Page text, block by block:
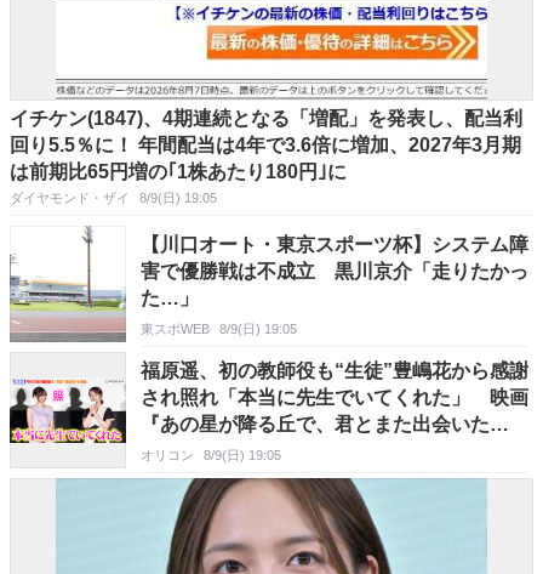
イチケン(1847)、4期連続となる「増配」を発表し、配当利
回り5.5％に！ 年間配当は4年で3.6倍に増加、2027年3月期
は前期比65円増の｢1株あたり180円｣に
ダイヤモンド・ザイ 8/9(日) 19:05
【川口オート・東京スポーツ杯】システム障
害で優勝戦は不成立 黒川京介「走りたかっ
た…」
東スポWEB 8/9(日) 19:05
福原遥、初の教師役も“生徒”豊嶋花から感謝
され照れ「本当に先生でいてくれた」 映画
『あの星が降る丘で、君とまた出会いた
い。』公開御礼舞台挨拶
オリコン 8/9(日) 19:05